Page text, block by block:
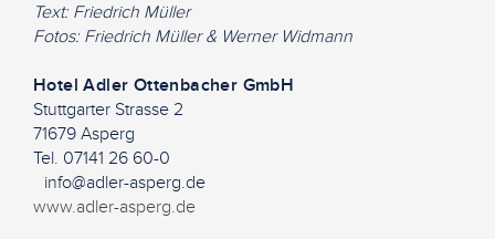
Text: Friedrich Müller
Fotos: Friedrich Müller & Werner Widmann
Hotel Adler Ottenbacher GmbH
Stuttgarter Strasse 2
71679 Asperg
Tel. 07141 26 60-0
info@adler-asperg.de
www.adler-asperg.de